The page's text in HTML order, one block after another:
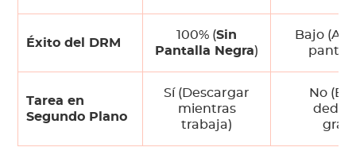
Éxito del DRM
100% (Sin
Pantalla Negra)
Bajo
Tarea en
Segundo Plano
Sí (Descargar
mientras
trabaja)
No (El